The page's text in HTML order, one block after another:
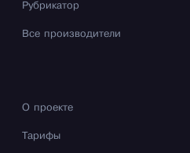
Рубрикатор
Все производители
О проекте
Тарифы